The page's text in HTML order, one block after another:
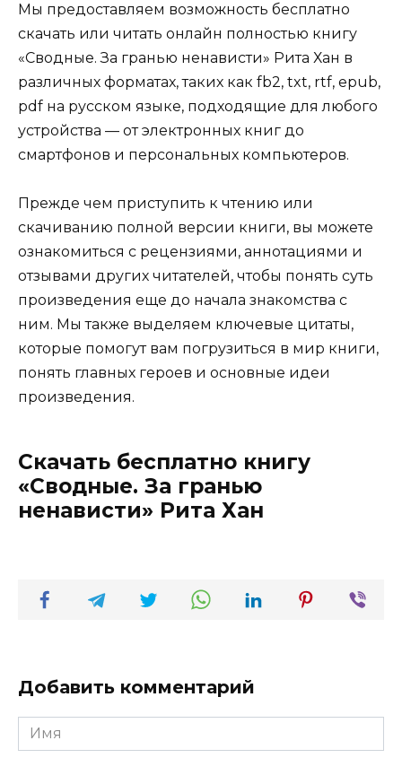
Мы предоставляем возможность бесплатно
скачать или читать онлайн полностью книгу
«Сводные. За гранью ненависти» Рита Хан в
различных форматах, таких как fb2, txt, rtf, epub,
pdf на русском языке, подходящие для любого
устройства — от электронных книг до
смартфонов и персональных компьютеров.
Прежде чем приступить к чтению или
скачиванию полной версии книги, вы можете
ознакомиться с рецензиями, аннотациями и
отзывами других читателей, чтобы понять суть
произведения еще до начала знакомства с
ним. Мы также выделяем ключевые цитаты,
которые помогут вам погрузиться в мир книги,
понять главных героев и основные идеи
произведения.
Скачать бесплатно книгу
«Сводные. За гранью
ненависти» Рита Хан
Добавить комментарий
Имя
*